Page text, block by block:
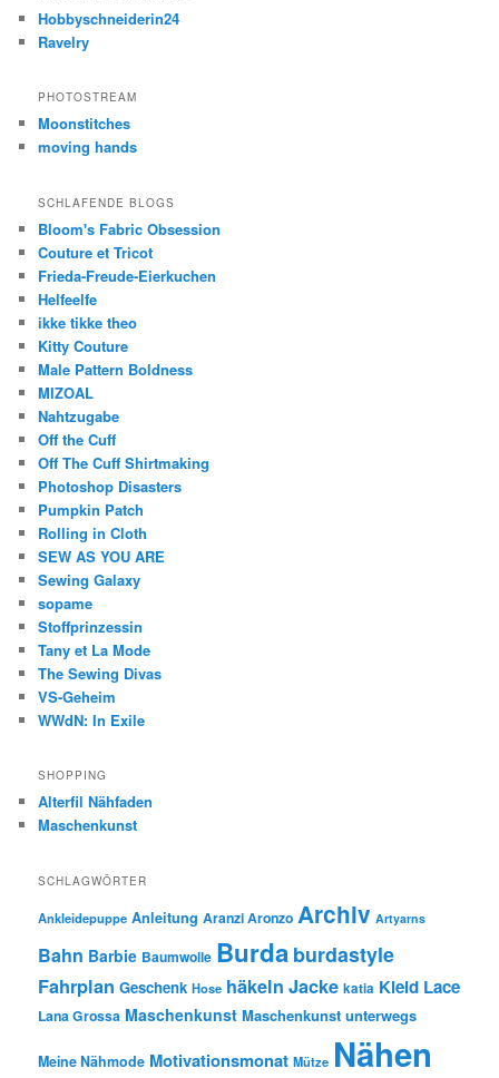
Hobbyschneiderin24
Ravelry
PHOTOSTREAM
Moonstitches
moving hands
SCHLAFENDE BLOGS
Bloom's Fabric Obsession
Couture et Tricot
Frieda-Freude-Eierkuchen
Helfeelfe
ikke tikke theo
Kitty Couture
Male Pattern Boldness
MIZOAL
Nahtzugabe
Off the Cuff
Off The Cuff Shirtmaking
Photoshop Disasters
Pumpkin Patch
Rolling in Cloth
SEW AS YOU ARE
Sewing Galaxy
sopame
Stoffprinzessin
Tany et La Mode
The Sewing Divas
VS-Geheim
WWdN: In Exile
SHOPPING
Alterfil Nähfaden
Maschenkunst
SCHLAGWÖRTER
Ankleidepuppe Anleitung Aranzi Aronzo Archiv Artyarns
Bahn Barbie Baumwolle Burda burdastyle
Fahrplan Geschenk Hose häkeln Jacke katia Kleid Lace
Lana Grossa Maschenkunst Maschenkunst unterwegs
Meine Nähmode Motivationsmonat Mütze Nähen